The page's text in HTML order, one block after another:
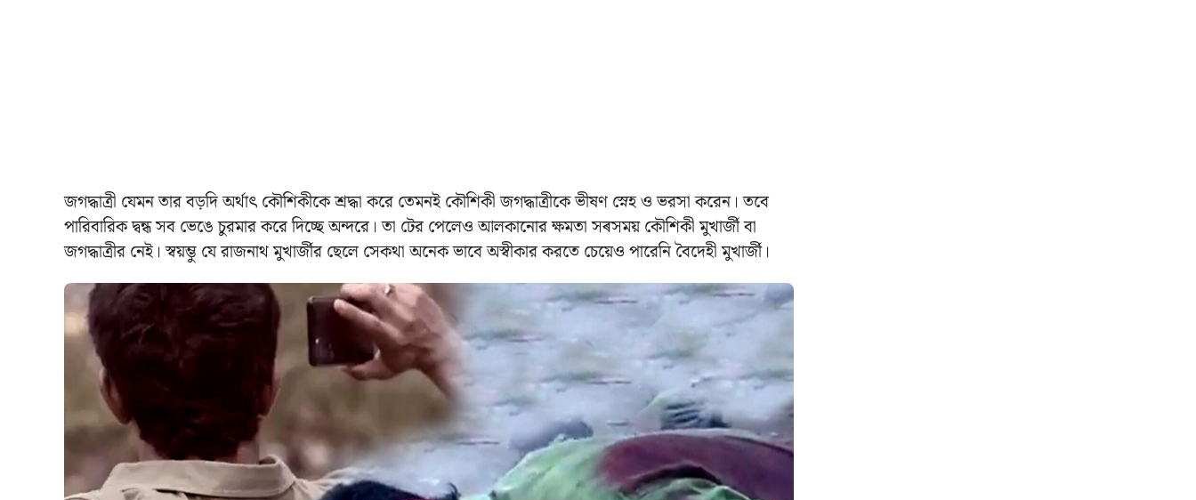
জগদ্ধাত্রী যেমন তার বড়দি অর্থাৎ কৌশিকীকে শ্রদ্ধা করে তেমনই কৌশিকী জগদ্ধাত্রীকে ভীষণ স্নেহ ও ভরসা করেন। তবে
পারিবারিক দ্বন্ধ সব ভেঙে চুরমার করে দিচ্ছে অন্দরে। তা টের পেলেও আলকানোর ক্ষমতা সৰসময় কৌশিকী মুখার্জী বা
জগদ্ধাত্রীর নেই। স্বয়ম্ভু যে রাজনাথ মুখার্জীর ছেলে সেকথা অনেক ভাবে অস্বীকার করতে চেয়েও পারেনি বৈদেহী মুখার্জী।